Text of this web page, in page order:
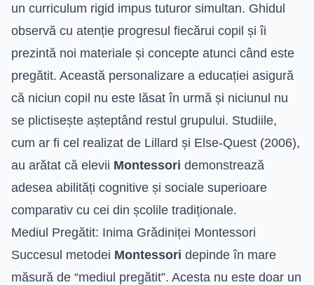
un curriculum rigid impus tuturor simultan. Ghidul
observă cu atenție progresul fiecărui copil și îi
prezintă noi materiale și concepte atunci când este
pregătit. Această personalizare a educației asigură
că niciun copil nu este lăsat în urmă și niciunul nu
se plictisește așteptând restul grupului. Studiile,
cum ar fi cel realizat de Lillard și Else-Quest (2006),
au arătat că elevii Montessori demonstrează
adesea abilități cognitive și sociale superioare
comparativ cu cei din școlile tradiționale.
Mediul Pregătit: Inima Grădiniței Montessori
Succesul metodei Montessori depinde în mare
măsură de “mediul pregătit”. Acesta nu este doar un